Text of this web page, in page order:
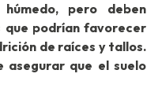
pero deben
que podrían favorecer
de raíces y tallos.
que el suelo